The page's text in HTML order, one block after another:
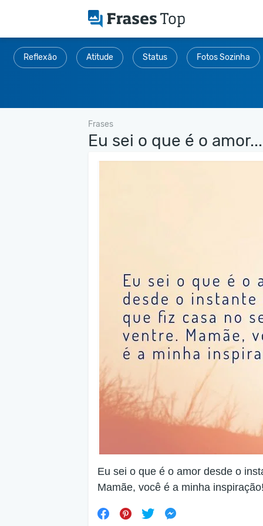
Reflexão Atitude Status Fotos Sozinha
Frases
Eu sei o que é o amor...
Eu sei o que é o amor desde o
Mamãe, você é a minha